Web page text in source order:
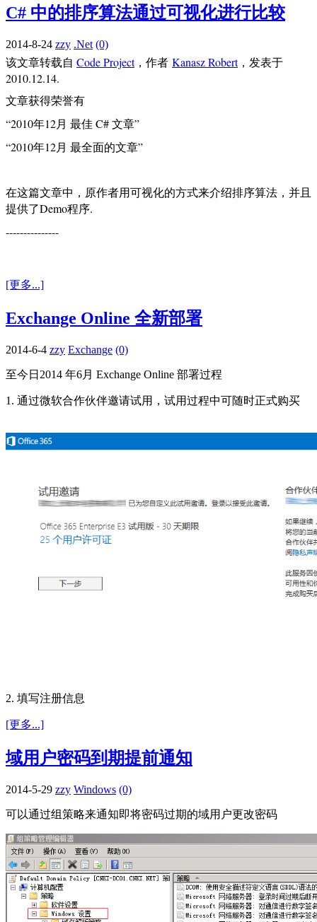
C# 中的排序算法通过可视化进行比较
2014-8-24 zzy .Net (0)
该文章转载自 Code Project，作者 Kanasz Robert，发表于
2010.12.14.
文章获得荣誉有
“2010年12月 最佳 C# 文章”
“2010年12月 最全面的文章”
在这篇文章中，原作者用可视化的方式来介绍排序算法，并且
提供了Demo程序.
---------------
[更多...]
Exchange Online 全新部署
2014-6-4 zzy Exchange (0)
至今日2014 年6月 Exchange Online 部署过程
1. 通过微软合作伙伴邀请试用，试用过程中可随时正式购买
2. 填写注册信息
[更多...]
域用户密码到期提前通知
2014-5-29 zzy Windows (0)
可以通过组策略来通知即将密码过期的域用户更改密码